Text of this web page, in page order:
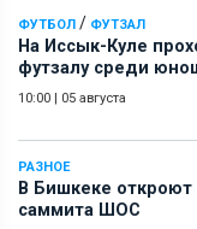
ФУТБОЛ / ФУТЗАЛ
На Иссык-Куле
футзалу среди
10:00 | 05 августа
РАЗНОЕ
В Бишкеке
саммита ШОС